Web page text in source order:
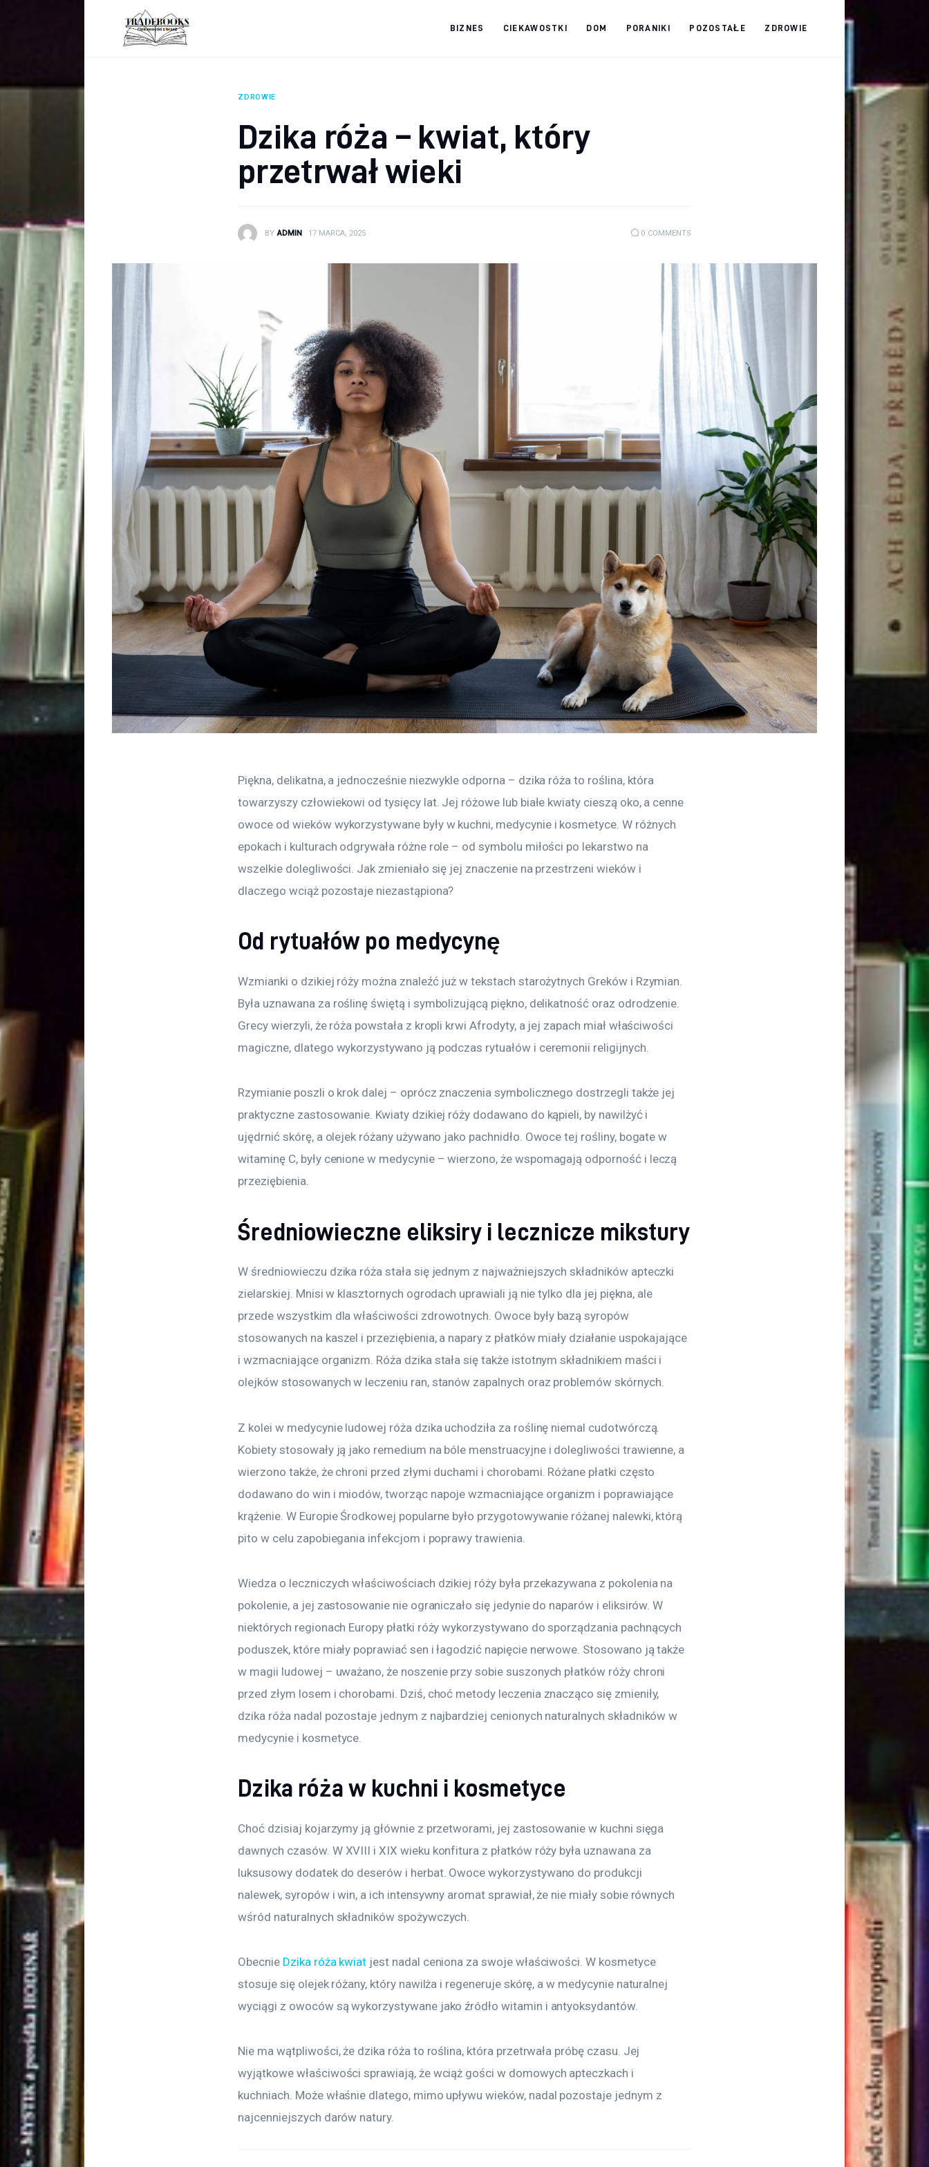
BIZNES CIEKAWOSTKI DOM PORANIKI POZOSTAŁE ZDROWIE
Dom
ZDROWIE
Dzika róża – kwiat, który
przetrwał wieki
BY ADMIN 17 MARCA, 2025 0 COMMENTS
Piękna, delikatna, a jednocześnie niezwykle odporna – dzika róża to roślina, która
towarzyszy człowiekowi od tysięcy lat. Jej różowe lub białe kwiaty cieszą oko, a cenne
owoce od wieków wykorzystywane były w kuchni, medycynie i kosmetyce. W różnych
epokach i kulturach odgrywała różne role – od symbolu miłości po lekarstwo na
wszelkie dolegliwości. Jak zmieniało się jej znaczenie na przestrzeni wieków i
dlaczego wciąż pozostaje niezastąpiona?
Od rytuałów po medycynę
Wzmianki o dzikiej róży można znaleźć już w tekstach starożytnych Greków i Rzymian.
Była uznawana za roślinę świętą i symbolizującą piękno, delikatność oraz odrodzenie.
Grecy wierzyli, że róża powstała z kropli krwi Afrodyty, a jej zapach miał właściwości
magiczne, dlatego wykorzystywano ją podczas rytuałów i ceremonii religijnych.
Rzymianie poszli o krok dalej – oprócz znaczenia symbolicznego dostrzegli także jej
praktyczne zastosowanie. Kwiaty dzikiej róży dodawano do kąpieli, by nawilżyć i
ujędrnić skórę, a olejek różany używano jako pachnidło. Owoce tej rośliny, bogate w
witaminę C, były cenione w medycynie – wierzono, że wspomagają odporność i leczą
przeziębienia.
Średniowieczne eliksiry i lecznicze mikstury
W średniowieczu dzika róża stała się jednym z najważniejszych składników apteczki
zielarskiej. Mnisi w klasztornych ogrodach uprawiali ją nie tylko dla jej piękna, ale
przede wszystkim dla właściwości zdrowotnych. Owoce były bazą syropów
stosowanych na kaszel i przeziębienia, a napary z płatków miały działanie uspokajające
i wzmacniające organizm. Róża dzika stała się także istotnym składnikiem maści i
olejków stosowanych w leczeniu ran, stanów zapalnych oraz problemów skórnych.
Z kolei w medycynie ludowej róża dzika uchodziła za roślinę niemal cudotwórczą.
Kobiety stosowały ją jako remedium na bóle menstruacyjne i dolegliwości trawienne, a
wierzono także, że chroni przed złymi duchami i chorobami. Różane płatki często
dodawano do win i miodów, tworząc napoje wzmacniające organizm i poprawiające
krążenie. W Europie Środkowej popularne było przygotowywanie różanej nalewki, którą
pito w celu zapobiegania infekcjom i poprawy trawienia.
Wiedza o leczniczych właściwościach dzikiej róży była przekazywana z pokolenia na
pokolenie, a jej zastosowanie nie ograniczało się jedynie do naparów i eliksirów. W
niektórych regionach Europy płatki róży wykorzystywano do sporządzania pachnących
poduszek, które miały poprawiać sen i łagodzić napięcie nerwowe. Stosowano ją także
w magii ludowej – uważano, że noszenie przy sobie suszonych płatków róży chroni
przed złym losem i chorobami. Dziś, choć metody leczenia znacząco się zmieniły,
dzika róża nadal pozostaje jednym z najbardziej cenionych naturalnych składników w
medycynie i kosmetyce.
Dzika róża w kuchni i kosmetyce
Choć dzisiaj kojarzymy ją głównie z przetworami, jej zastosowanie w kuchni sięga
dawnych czasów. W XVIII i XIX wieku konfitura z płatków róży była uznawana za
luksusowy dodatek do deserów i herbat. Owoce wykorzystywano do produkcji
nalewek, syropów i win, a ich intensywny aromat sprawiał, że nie miały sobie równych
wśród naturalnych składników spożywczych.
Obecnie Dzika róża kwiat jest nadal ceniona za swoje właściwości. W kosmetyce
stosuje się olejek różany, który nawilża i regeneruje skórę, a w medycynie naturalnej
wyciągi z owoców są wykorzystywane jako źródło witamin i antyoksydantów.
Nie ma wątpliwości, że dzika róża to roślina, która przetrwała próbę czasu. Jej
wyjątkowe właściwości sprawiają, że wciąż gości w domowych apteczkach i
kuchniach. Może właśnie dlatego, mimo upływu wieków, nadal pozostaje jednym z
najcenniejszych darów natury.